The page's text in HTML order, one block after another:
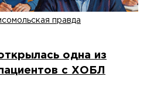
правда
одна из
с ХОБЛ